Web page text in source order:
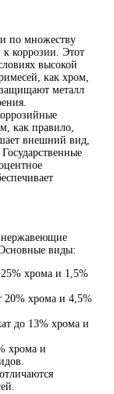
по множеству
к коррозии. Этот
высокой
как хром,
металл
как правило,
внешний вид,
нержавеющие
Основные виды:
хрома и 1,5%
20% хрома и 4,5%
до 13% хрома и
хрома и